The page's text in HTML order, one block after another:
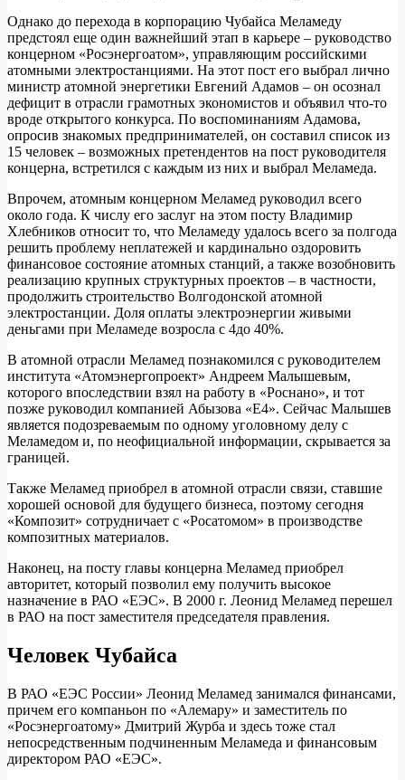
Однако до перехода в корпорацию Чубайса Меламеду
предстоял еще один важнейший этап в карьере – руководство
концерном «Росэнергоатом», управляющим российскими
атомными электростанциями. На этот пост его выбрал лично
министр атомной энергетики Евгений Адамов – он осознал
дефицит в отрасли грамотных экономистов и объявил что-то
вроде открытого конкурса. По воспоминаниям Адамова,
опросив знакомых предпринимателей, он составил список из
15 человек – возможных претендентов на пост руководителя
концерна, встретился с каждым из них и выбрал Меламеда.
Впрочем, атомным концерном Меламед руководил всего
около года. К числу его заслуг на этом посту Владимир
Хлебников относит то, что Меламеду удалось всего за полгода
решить проблему неплатежей и кардинально оздоровить
финансовое состояние атомных станций, а также возобновить
реализацию крупных структурных проектов – в частности,
продолжить строительство Волгодонской атомной
электростанции. Доля оплаты электроэнергии живыми
деньгами при Меламеде возросла с 4до 40%.
В атомной отрасли Меламед познакомился с руководителем
института «Атомэнергопроект» Андреем Малышевым,
которого впоследствии взял на работу в «Роснано», и тот
позже руководил компанией Абызова «Е4». Сейчас Малышев
является подозреваемым по одному уголовному делу с
Меламедом и, по неофициальной информации, скрывается за
границей.
Также Меламед приобрел в атомной отрасли связи, ставшие
хорошей основой для будущего бизнеса, поэтому сегодня
«Композит» сотрудничает с «Росатомом» в производстве
композитных материалов.
Наконец, на посту главы концерна Меламед приобрел
авторитет, который позволил ему получить высокое
назначение в РАО «ЕЭС». В 2000 г. Леонид Меламед перешел
в РАО на пост заместителя председателя правления.
Человек Чубайса
В РАО «ЕЭС России» Леонид Меламед занимался финансами,
причем его компаньон по «Алемару» и заместитель по
«Росэнергоатому» Дмитрий Журба и здесь тоже стал
непосредственным подчиненным Меламеда и финансовым
директором РАО «ЕЭС».